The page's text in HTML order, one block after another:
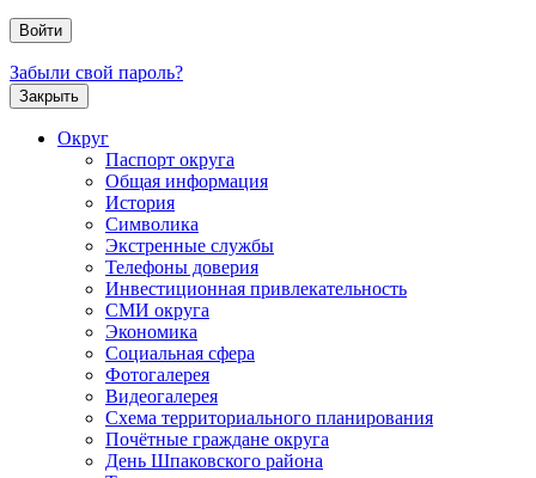
Забыли свой пароль?
Закрыть
Округ
Паспорт округа
Общая информация
История
Символика
Экстренные службы
Телефоны доверия
Инвестиционная привлекательность
СМИ округа
Экономика
Социальная сфера
Фотогалерея
Видеогалерея
Схема территориального планирования
Почётные граждане округа
День Шпаковского района